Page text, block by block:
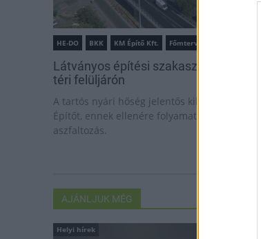
HE-DO BKK KM Építő Kft. Főmterv Mérnöki Tervező
Látványos építési szakasz indult be a
téri felüljárón
A tartós nyári hőség jelentős kihívás elé
Építőt, ennek ellenére folyamatosan halad az
aszfaltozás.
AJÁNLJUK MÉG
Helyi hírek